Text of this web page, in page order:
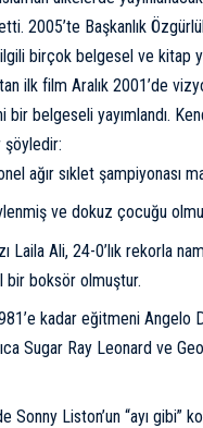
2005’te Başkanlık
birçok belgesel ve kitap
ilk film Aralık 2001’de
bir belgeseli yayımlandı.
şöyledir:
ağır sıklet şampiyonası
ve dokuz çocuğu
Laila Ali, 24-0’lık rekorla
bir boksör olmuştur.
kadar eğitmeni Angelo
Sugar Ray Leonard ve
Sonny Liston’un “ayı gibi”